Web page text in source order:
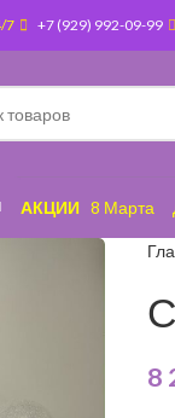
7 +7 (929) 992-09-99
АКЦИИ 8 Марта
8